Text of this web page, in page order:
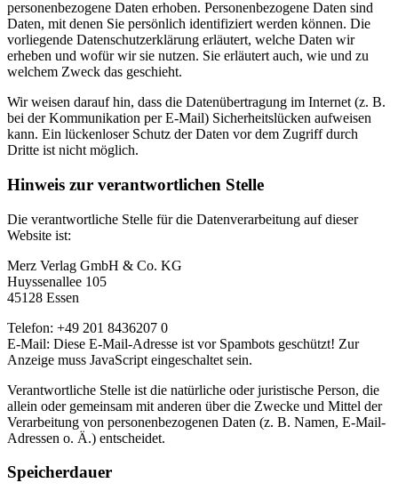
personenbezogene Daten erhoben. Personenbezogene Daten sind
Daten, mit denen Sie persönlich identifiziert werden können. Die
vorliegende Datenschutzerklärung erläutert, welche Daten wir
erheben und wofür wir sie nutzen. Sie erläutert auch, wie und zu
welchem Zweck das geschieht.
Wir weisen darauf hin, dass die Datenübertragung im Internet (z. B.
bei der Kommunikation per E-Mail) Sicherheitslücken aufweisen
kann. Ein lückenloser Schutz der Daten vor dem Zugriff durch
Dritte ist nicht möglich.
Hinweis zur verantwortlichen Stelle
Die verantwortliche Stelle für die Datenverarbeitung auf dieser
Website ist:
Merz Verlag GmbH & Co. KG
Huyssenallee 105
45128 Essen
Telefon: +49 201 8436207 0
E-Mail: Diese E-Mail-Adresse ist vor Spambots geschützt! Zur
Anzeige muss JavaScript eingeschaltet sein.
Verantwortliche Stelle ist die natürliche oder juristische Person, die
allein oder gemeinsam mit anderen über die Zwecke und Mittel der
Verarbeitung von personenbezogenen Daten (z. B. Namen, E-Mail-
Adressen o. Ä.) entscheidet.
Speicherdauer